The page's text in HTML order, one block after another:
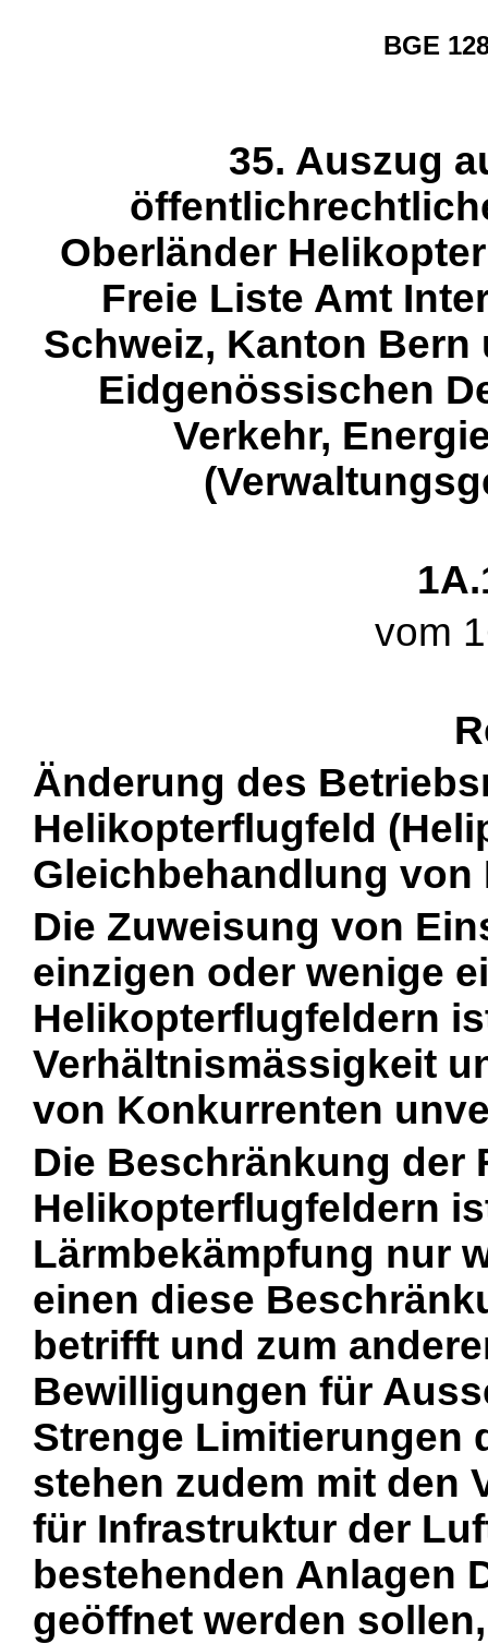
BGE
35. Auszug
Oberländer
Freie Liste Amt
Schweiz, Kanton
Eidgenössischen
Verkehr,
vom
Änderung des
Helikopterflugfeld
Gleichbehandlung von
Die Zuweisung von
einzigen oder wenige
Helikopterflugfeldern
Verhältnismässigkeit
von Konkurrenten
Die Beschränkung der
Helikopterflugfeldern
Lärmbekämpfung nur
einen diese
betrifft und zum
Bewilligungen für
Strenge Limitierungen
stehen zudem mit den
für Infrastruktur der
bestehenden Anlagen
geöffnet werden